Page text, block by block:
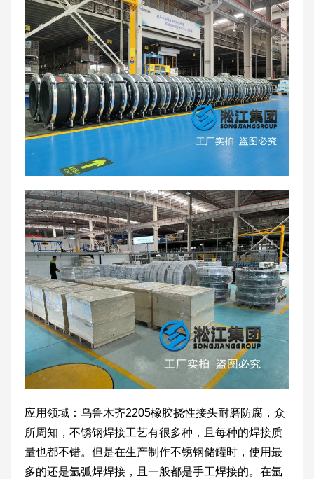
应用领域：乌鲁木齐2205橡胶挠性接头耐磨防腐，众
所周知，不锈钢焊接工艺有很多种，且每种的焊接质
量也都不错。但是在生产制作不锈钢储罐时，使用最
多的还是氩弧焊焊接，且一般都是手工焊接的。在氩